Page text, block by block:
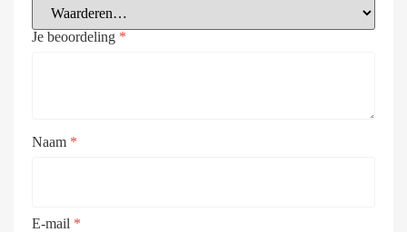
Je beoordeling *
Naam *
E-mail *